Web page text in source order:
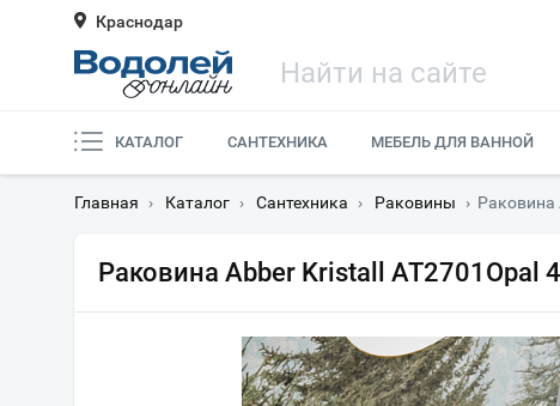
Краснодар
КАТАЛОГ САНТЕХНИКА МЕБЕЛЬ ДЛЯ ВАННОЙ
Главная › Каталог › Сантехника › Раковины › Раковина
Раковина Abber Kristall AT2701Opal